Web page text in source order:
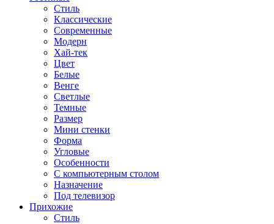
Стиль
Классические
Современные
Модерн
Хай-тек
Цвет
Белые
Венге
Светлые
Темные
Размер
Мини стенки
Форма
Угловые
Особенности
С компьютерным столом
Назначение
Под телевизор
Прихожие
Стиль